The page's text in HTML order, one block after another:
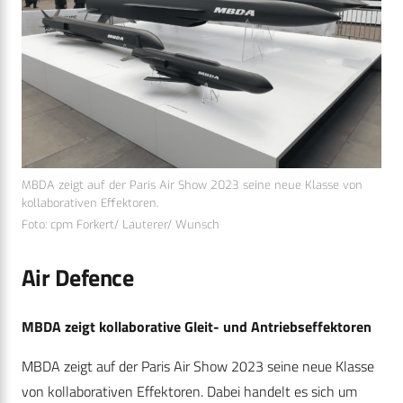
MBDA zeigt auf der Paris Air Show 2023 seine neue Klasse von
kollaborativen Effektoren.
Foto: cpm Forkert/ Lauterer/ Wunsch
Air Defence
MBDA zeigt kollaborative Gleit- und Antriebseffektoren
MBDA zeigt auf der Paris Air Show 2023 seine neue Klasse
von kollaborativen Effektoren. Dabei handelt es sich um